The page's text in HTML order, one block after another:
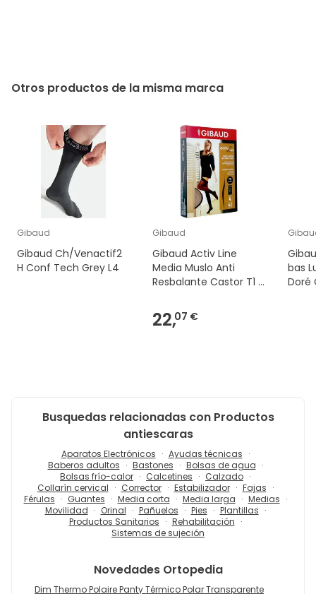
Otros productos de la misma marca
Gibaud
Gibaud Ch/Venactif2
H Conf Tech Grey L4
Gibaud
Gibaud Activ Line
Media Muslo Anti
Resbalante Castor T1 1
22,07 €
bas
Doré
Busquedas relacionadas con Productos
antiescaras
Aparatos Electrónicos
Ayudas técnicas
Baberos adultos
Bastones
Bolsas de agua
Bolsas frío-calor
Calcetines
Calzado
Collarín cervical
Corrector Estabilizador
Fajas
Férulas
Guantes Media corta Media larga
Medias
Movilidad
Orinal Pañuelos Pies
Plantillas
Productos Sanitarios
Rehabilitación
Sistemas de sujeción
Novedades Ortopedia
Dim Thermo Polaire Panty Térmico Polar Transparente